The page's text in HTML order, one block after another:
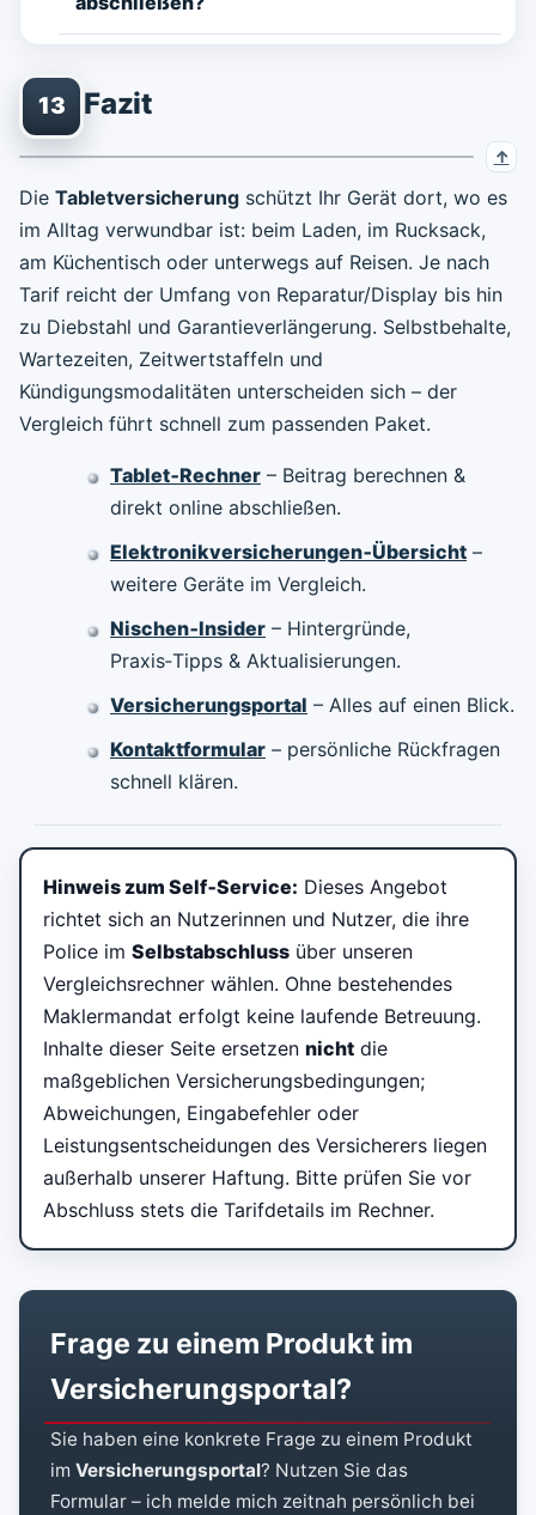
13 Fazit
Die Tabletversicherung schützt Ihr Gerät dort, wo es
im Alltag verwundbar ist: beim Laden, im Rucksack,
am Küchentisch oder unterwegs auf Reisen. Je nach
Tarif reicht der Umfang von Reparatur/Display bis hin
zu Diebstahl und Garantieverlängerung. Selbstbehalte,
Wartezeiten, Zeitwertstaffeln und
Kündigungsmodalitäten unterscheiden sich – der
Vergleich führt schnell zum passenden Paket.
Tablet‑Rechner – Beitrag berechnen &
direkt online abschließen.
Elektronikversicherungen‑Übersicht –
weitere Geräte im Vergleich.
Nischen‑Insider – Hintergründe,
Praxis‑Tipps & Aktualisierungen.
Versicherungsportal – Alles auf einen Blick.
Kontaktformular – persönliche Rückfragen
schnell klären.
Hinweis zum Self‑Service: Dieses Angebot
richtet sich an Nutzerinnen und Nutzer, die ihre
Police im Selbstabschluss über unseren
Vergleichsrechner wählen. Ohne bestehendes
Maklermandat erfolgt keine laufende Betreuung.
Inhalte dieser Seite ersetzen nicht die
maßgeblichen Versicherungsbedingungen;
Abweichungen, Eingabefehler oder
Leistungsentscheidungen des Versicherers liegen
außerhalb unserer Haftung. Bitte prüfen Sie vor
Abschluss stets die Tarifdetails im Rechner.
Frage zu einem Produkt im
Versicherungsportal?
Sie haben eine konkrete Frage zu einem Produkt
im Versicherungsportal? Nutzen Sie das
Formular – ich melde mich zeitnah persönlich bei